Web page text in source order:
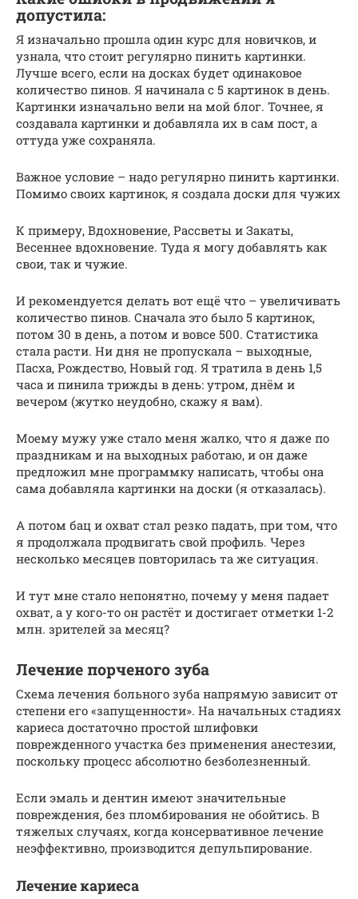
допустила:
Я изначально прошла один курс для новичков, и
узнала, что стоит регулярно пинить картинки.
Лучше всего, если на досках будет одинаковое
количество пинов. Я начинала с 5 картинок в день.
Картинки изначально вели на мой блог. Точнее, я
создавала картинки и добавляла их в сам пост, а
оттуда уже сохраняла.
Важное условие – надо регулярно пинить картинки.
Помимо своих картинок, я создала доски для чужих
К примеру, Вдохновение, Рассветы и Закаты,
Весеннее вдохновение. Туда я могу добавлять как
свои, так и чужие.
И рекомендуется делать вот ещё что – увеличивать
количество пинов. Сначала это было 5 картинок,
потом 30 в день, а потом и вовсе 500. Статистика
стала расти. Ни дня не пропускала – выходные,
Пасха, Рождество, Новый год. Я тратила в день 1,5
часа и пинила трижды в день: утром, днём и
вечером (жутко неудобно, скажу я вам).
Моему мужу уже стало меня жалко, что я даже по
праздникам и на выходных работаю, и он даже
предложил мне программку написать, чтобы она
сама добавляла картинки на доски (я отказалась).
А потом бац и охват стал резко падать, при том, что
я продолжала продвигать свой профиль. Через
несколько месяцев повторилась та же ситуация.
И тут мне стало непонятно, почему у меня падает
охват, а у кого-то он растёт и достигает отметки 1-2
млн. зрителей за месяц?
Лечение порченого зуба
Схема лечения больного зуба напрямую зависит от
степени его «запущенности». На начальных стадиях
кариеса достаточно простой шлифовки
поврежденного участка без применения анестезии,
поскольку процесс абсолютно безболезненный.
Если эмаль и дентин имеют значительные
повреждения, без пломбирования не обойтись. В
тяжелых случаях, когда консервативное лечение
неэффективно, производится депульпирование.
Лечение кариеса